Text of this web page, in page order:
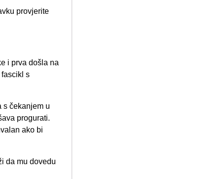
provjerite
i prva došla na
s
s čekanjem u
progurati.
ako bi
da mu dovedu